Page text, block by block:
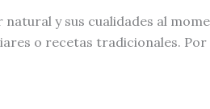
y sus cualidades al
o recetas tradicionales.